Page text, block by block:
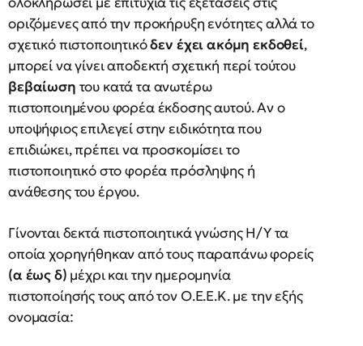
οριζόμενες από την προκήρυξη ενότητες αλλά το
σχετικό πιστοποιητικόδεν έχειακόμη εκδοθεί,
μπορεί να γίνει αποδεκτή σχετική περί τούτου
βεβαίωση του κατά τα ανωτέρω
πιστοποιημένου φορέα έκδοσης αυτού. Αν ο
υποψήφιος επιλεγεί στην ειδικότητα που
επιδιώκει, πρέπει να προσκομίσει το
πιστοποιητικό στο φορέα πρόσληψης ή
ανάθεσης του έργου.
Γίνονται δεκτά πιστοποιητικά γνώσης Η/Υ τα
οποία χορηγήθηκαν από τους παραπάνω φορείς
(α έωςδ) μέχρι και την ημερομηνία
πιστοποίησής τους από τον Ο.Ε.Ε.Κ. με την εξής
ονομασία: